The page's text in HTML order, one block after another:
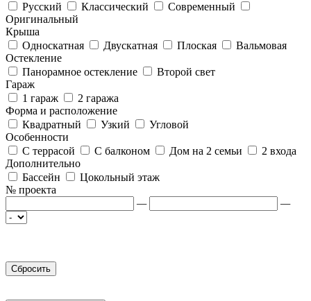
Русский
Классический
Современный
Оригинальный
Крыша
Односкатная
Двускатная Плоская
Вальмовая
Остекление
Панорамное остекление
Второй свет
Гараж
1 гараж
2 гаража
Форма и расположение
Квадратный
Узкий
Угловой
Особенности
С террасой
С балконом Дом на 2 семьи
2 входа
Дополнительно
Бассейн
Цокольный этаж
№ проекта
—
—